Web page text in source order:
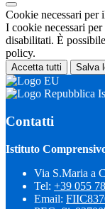
Cookie necessari per
I cookie necessari
disabilitati. È
policy.
Accetta tutti Salva
Contatti
Istituto
Via S.Maria a
Tel: +39 055
Email: